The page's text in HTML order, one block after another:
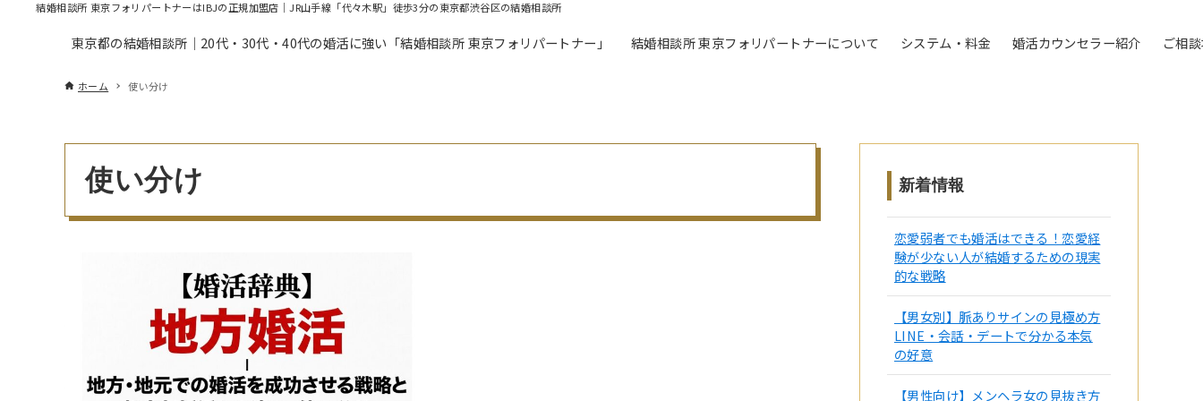
結婚相談所 東京フォリパートナーはIBJの正規加盟店｜JR山手線「代々木駅」徒歩3分の東京都渋谷区の結婚相談所
東京都の結婚相談所｜20代・30代・40代の婚活に強い「結婚相談所 東京フォリパートナー」 結婚相談所 東京フォリパートナーについて システム・料金 婚活カウンセラー紹介 ご相
ホーム 使い分け
使い分け 新着情報
恋愛弱者でも婚活はできる！恋愛経
験が少ない人が結婚するための現実
的な戦略
【男女別】脈ありサインの見極め方
LINE・会話・デートで分かる本気
の好意
【男性向け】メンヘラ女の見抜き方